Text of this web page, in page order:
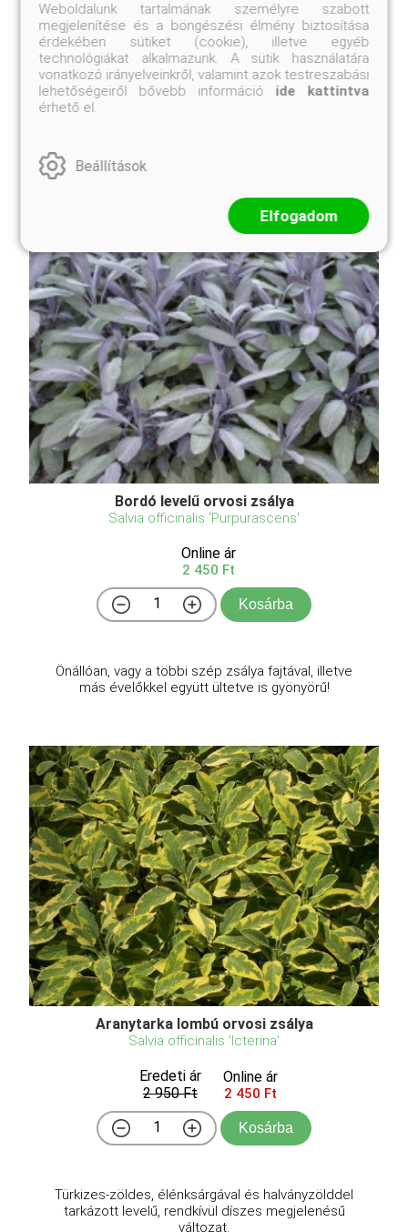
Bordó levelű orvosi zsálya
Salvia officinalis 'Purpurascens'
Online ár
2 450 Ft
Kosárba
Önállóan, vagy a többi szép zsálya fajtával, illetve
más évelőkkel együtt ültetve is gyönyörű!
Aranytarka lombú orvosi zsálya
Salvia officinalis 'Icterina'
Eredeti ár
2 950 Ft
Online ár
2 450 Ft
Kosárba
Türkizes-zöldes, élénksárgával és halványzölddel
tarkázott levelű, rendkívül díszes megjelenésű
változat.
Weboldalunk tartalmának személyre szabott
megjelenítése és a böngészési élmény biztosítása
érdekében sütiket (cookie), illetve egyéb
technológiákat alkalmazunk. A sütik használatára
vonatkozó irányelveinkről, valamint azok testreszabási
lehetőségeiről bővebb információ ide kattintva
érhető el.
Beállítások
Elfogadom